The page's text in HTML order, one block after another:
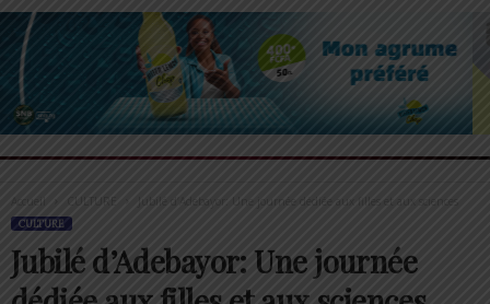
Accueil CULTURE Jubilé d’Adebayor: Une journée dédiée aux filles et aux sciences
CULTURE
Jubilé d’Adebayor: Une journée